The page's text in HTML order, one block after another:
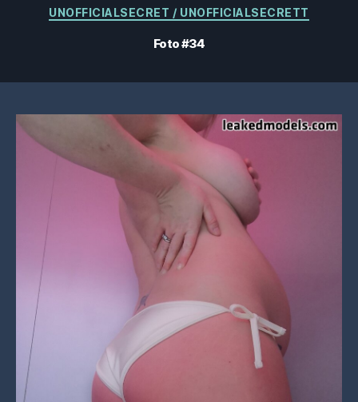
Kategorien
UNOFFICIALSECRET / UNOFFICIALSECRETT
Foto #34